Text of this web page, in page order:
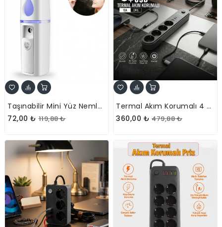
Taşınabilir Mini Yüz Nemlendirici
72,00 ₺ 119,88 ₺
Termal Akım Korumalı 4 Prizli USB Girişli Uzatma Kablosu
360,00 ₺ 479,88 ₺